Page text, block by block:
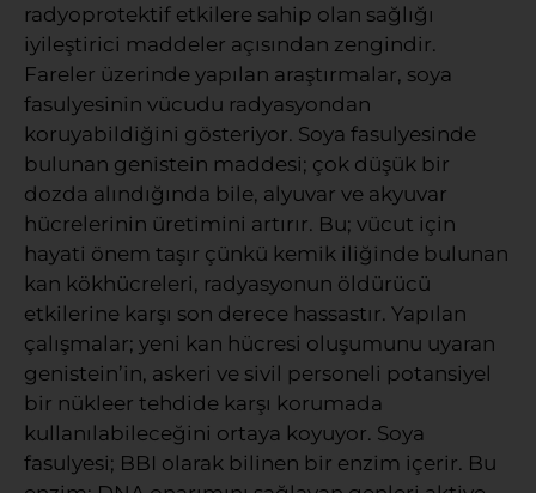
radyoprotektif etkilere sahip olan sağlığı
iyileştirici maddeler açısından zengindir.
Fareler üzerinde yapılan araştırmalar, soya
fasulyesinin vücudu radyasyondan
koruyabildiğini gösteriyor. Soya fasulyesinde
bulunan genistein maddesi; çok düşük bir
dozda alındığında bile, alyuvar ve akyuvar
hücrelerinin üretimini artırır. Bu; vücut için
hayati önem taşır çünkü kemik iliğinde bulunan
kan kökhücreleri, radyasyonun öldürücü
etkilerine karşı son derece hassastır. Yapılan
çalışmalar; yeni kan hücresi oluşumunu uyaran
genistein’in, askeri ve sivil personeli potansiyel
bir nükleer tehdide karşı korumada
kullanılabileceğini ortaya koyuyor. Soya
fasulyesi; BBI olarak bilinen bir enzim içerir. Bu